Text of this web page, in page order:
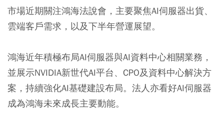
市場近期關注鴻海法說會，主要聚焦AI伺服器出貨、
雲端客戶需求，以及下半年營運展望。
鴻海近年積極布局AI伺服器與AI資料中心相關業務，
並展示NVIDIA新世代AI平台、CPO及資料中心解決方
案，持續強化AI基礎建設布局。法人亦看好AI伺服器
成為鴻海未來成長主要動能。